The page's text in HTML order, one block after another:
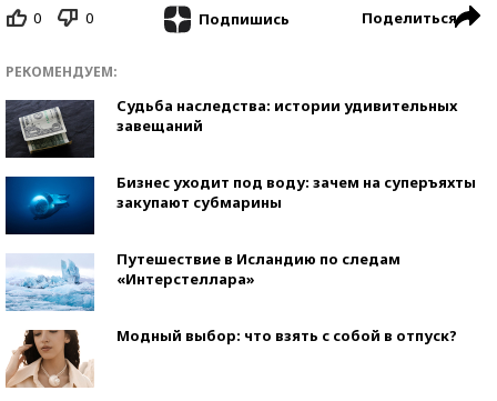
0 0 Подпишись Поделиться
РЕКОМЕНДУЕМ:
Судьба наследства: истории удивительных
завещаний
Бизнес уходит под воду: зачем на суперъяхты
закупают субмарины
Путешествие в Исландию по следам
«Интерстеллара»
Модный выбор: что взять с собой в отпуск?